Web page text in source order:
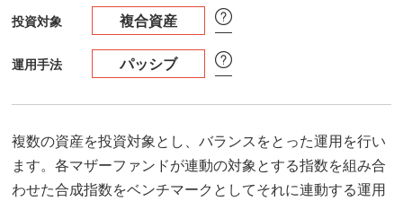
投資対象 複合資産
運用手法 パッシブ
複数の資産を投資対象とし、バランスをとった運用を行い
ます。各マザーファンドが連動の対象とする指数を組み合
わせた合成指数をベンチマークとしてそれに連動する運用